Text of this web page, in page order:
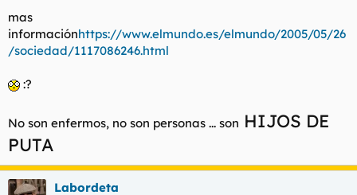
mas
informaciónhttps://www.elmundo.es/elmundo/2005/05/26
/sociedad/1117086246.html
:?
No son enfermos, no son personas ... son HIJOS DE
PUTA
Labordeta